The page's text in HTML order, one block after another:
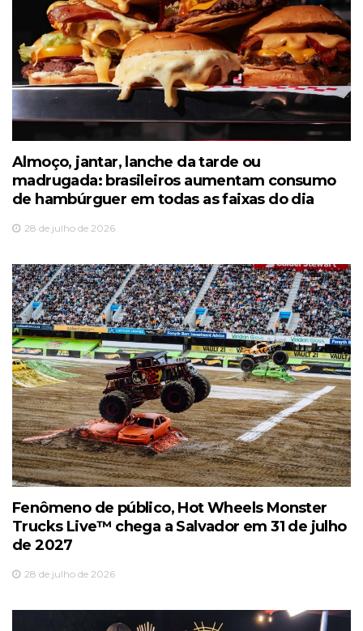
Almoço, jantar, lanche da tarde ou
madrugada: brasileiros aumentam consumo
de hambúrguer em todas as faixas do dia
28 de julho de 2026
Fenômeno de público, Hot Wheels Monster
Trucks Live™️ chega a Salvador em 31 de julho
de 2027
28 de julho de 2026